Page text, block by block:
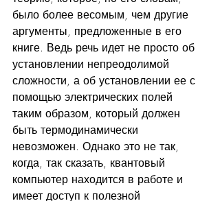
было более весомым, чем другие
аргументы, предложенные в его
книге. Ведь речь идет не просто об
установлении непреодолимой
сложности, а об установлении ее с
помощью электрических полей
таким образом, который должен
быть термодинамически
невозможен. Однако это не так,
когда, так сказать, квантовый
компьютер находится в работе и
имеет доступ к полезной